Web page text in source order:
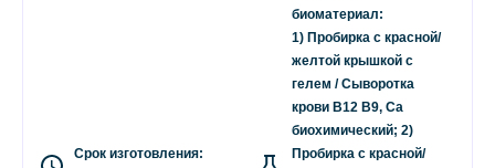
Срок изготовления:
биоматериал:
1) Пробирка с красной/
желтой крышкой с
гелем / Сыворотка
крови B12 B9, Са
биохимический; 2)
Пробирка с красной/